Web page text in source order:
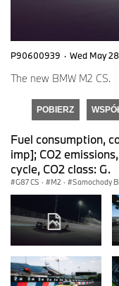
P90600939 · Wed May
The new BMW M2 CS.
POBIERZ
Fuel consumption,
imp]; CO2
cycle, CO2 class: G.
G87 CS · M2 · Samochody